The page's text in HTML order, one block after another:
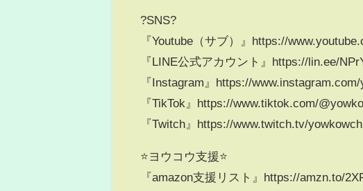
?SNS?
『Youtube（サブ）』https://
『LINE公式アカウント』https://lin.ee/
『Instagram』https://
『TikTok』https://www.tiktok.com/
『Twitch』https://www.twitch.tv/yowkowch
⭐️ヨウコウ支援⭐️
『amazon支援リスト』https://amzn.to/